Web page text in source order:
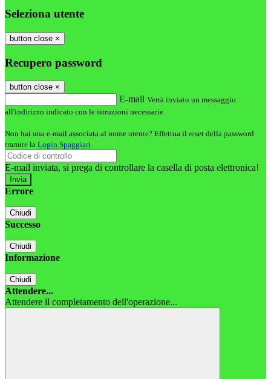
Seleziona utente
button close ×
Recupero password
button close ×
E-mail Verrà inviato un messaggio
all'indirizzo indicato con le istruzioni necessarie.
Non hai una e-mail associata al nome utente? Effettua il reset della password
tramite la Login Spaggiari
E-mail inviata, si prega di controllare la casella di posta elettronica!
Errore
Chiudi
Successo
Chiudi
Informazione
Chiudi
Attendere...
Attendere il completamento dell'operazione...